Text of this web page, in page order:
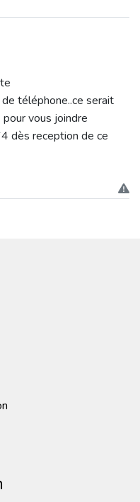
téléphone..ce serait
vous joindre
dès reception de ce